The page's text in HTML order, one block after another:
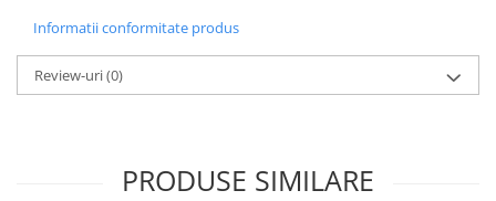
Informatii conformitate produs
Review-uri(0)
PRODUSE SIMILARE